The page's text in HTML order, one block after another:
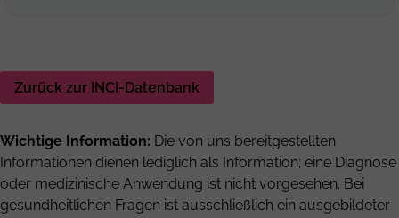
Zurück zur INCI-Datenbank
Wichtige Information: Die von uns bereitgestellten
Informationen dienen lediglich als Information; eine Diagnose
oder medizinische Anwendung ist nicht vorgesehen. Bei
gesundheitlichen Fragen ist ausschließlich ein ausgebildeter